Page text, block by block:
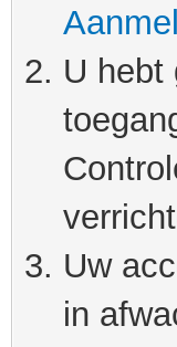
U hebt
Uw
in